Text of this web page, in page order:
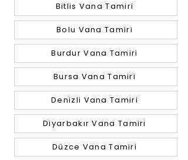
Bitlis Vana Tamiri
Bolu Vana Tamiri
Burdur Vana Tamiri
Bursa Vana Tamiri
Denizli Vana Tamiri
Diyarbakır Vana Tamiri
Düzce Vana Tamiri